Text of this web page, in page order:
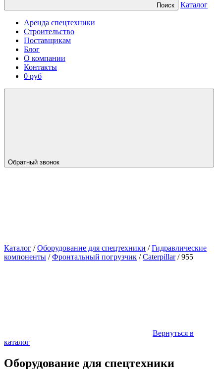
Поиск Каталог
Аренда спецтехники
Строительство
Поставщикам
Блог
О компании
Контакты
0 руб
Обратный звонок
Каталог /Оборудование для спецтехники /Гидравлические
компоненты /Фронтальный погрузчик /Caterpillar/955
Вернуться в
каталог
Оборудование для спецтехники